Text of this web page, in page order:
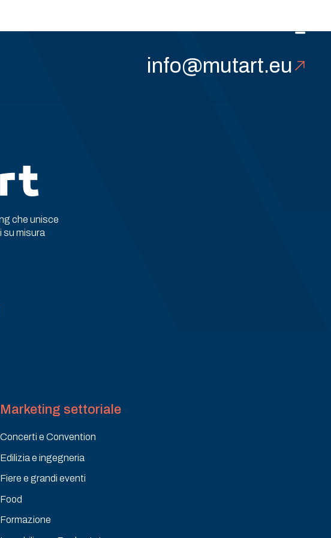
Hospitality
info@mutart.eu
che unisce
misura
Marketing settoriale
Concerti e Convention
Edilizia e ingegneria
Fiere e grandi eventi
Food
Formazione